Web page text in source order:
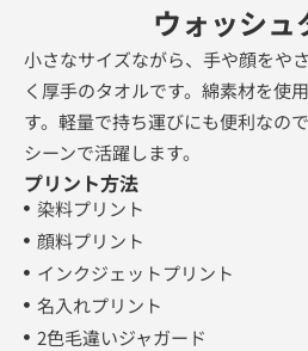
ウォッシュ
小さなサイズながら、手や顔をや
く厚手のタオルです。綿素材を使
す。軽量で持ち運びにも便利なの
シーンで活躍します。
プリント方法
染料プリント
顔料プリント
インクジェットプリント
名入れプリント
2色毛違いジャガード